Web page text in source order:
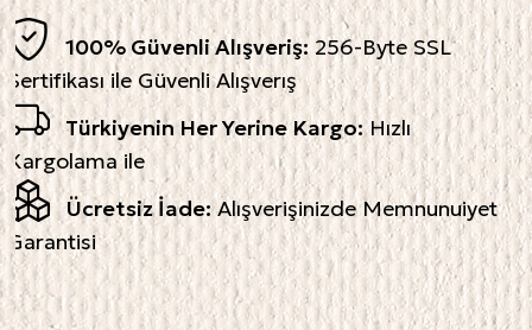
100% Güvenli Alışveriş:256-Byte SSL
Sertifikası ile Güvenli Alışverış
Türkiyenin Her Yerine Kargo:Hızlı
Kargolama ile
Ücretsiz İade:Alışverişinizde Memnunuiyet
Garantisi